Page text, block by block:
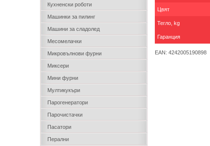
Кухненски роботи
Машинки за пилинг
Машини за сладолед
Месомелачки
Микровълнови фурни
Миксери
Мини фурни
Мултикукъри
Парогенератори
Парочистачки
Пасатори
Перални
Цвят
Тегло, kg
Гаранция
EAN: 4242005190898